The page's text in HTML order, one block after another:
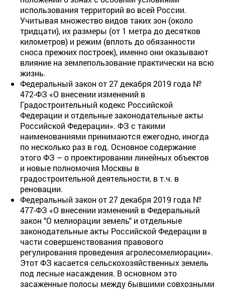
использования территорий во всей России.
Учитывая множество видов таких зон (около
тридцати), их размеры (от 1 метра до десятков
километров) и режим (вплоть до обязанности
сноса прежних построек), именно они оказывают
влияние на землепользование практически на всю
жизнь.
Федеральный закон от 27 декабря 2019 года №
472-ФЗ «О внесении изменений в
Градостроительный кодекс Российской
Федерации и отдельные законодательные акты
Российской Федерации». ФЗ с такими
наименованиями принимаются ежегодно, иногда
по несколько раз в год. Основное содержание
этого ФЗ – о проектировании линейных объектов
и новые полномочия Москвы в
градостроительной деятельности, в т.ч. в
реновации.
Федеральный закон от 27 декабря 2019 года №
477-ФЗ «О внесении изменений в Федеральный
закон "О мелиорации земель" и отдельные
законодательные акты Российской Федерации в
части совершенствования правового
регулирования проведения агролесомелиорации».
Этот ФЗ касается сельскохозяйственных земель
под лесные насаждения. В основном это
засаженные полосы между бывшими совхозными